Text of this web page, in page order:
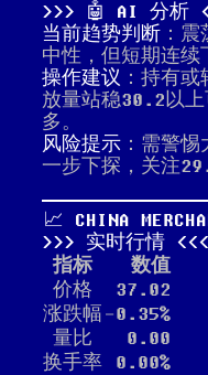
🤖 AI 分析
当前趋势判断 ：
中性，但短期连续
操作建议 ：持有
放量站稳30.2以
多。
风险提示 ：需警
一步下探，关注
📈 CHINA
实时行情
指标
数值
价格
37.02
涨跌幅 -0.35%
量比
0.00
换手率
0.00%